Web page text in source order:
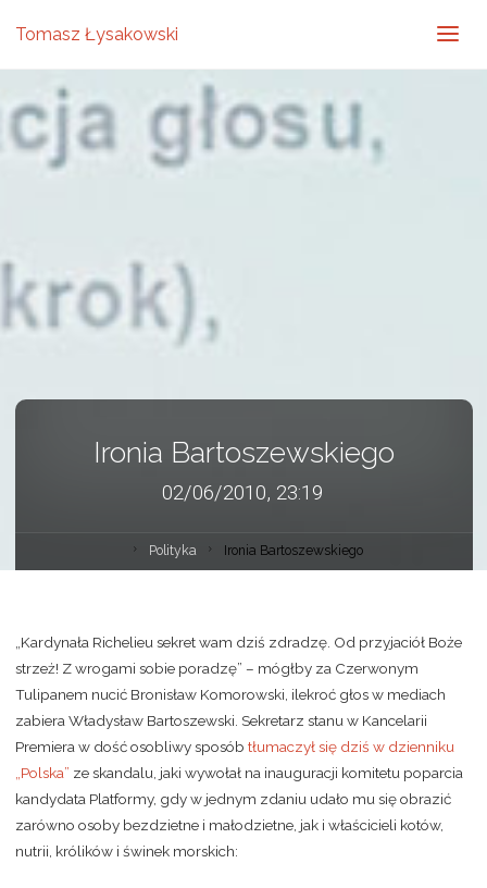
Tomasz Łysakowski
Ironia Bartoszewskiego
02/06/2010, 23:19
Polityka Ironia Bartoszewskiego
„Kardynała Richelieu sekret wam dziś zdradzę. Od przyjaciół Boże
strzeż! Z wrogami sobie poradzę” – mógłby za Czerwonym
Tulipanem nucić Bronisław Komorowski, ilekroć głos w mediach
zabiera Władysław Bartoszewski. Sekretarz stanu w Kancelarii
Premiera w dość osobliwy sposób tłumaczył się dziś w dzienniku
„Polska” ze skandalu, jaki wywołał na inauguracji komitetu poparcia
kandydata Platformy, gdy w jednym zdaniu udało mu się obrazić
zarówno osoby bezdzietne i małodzietne, jak i właścicieli kotów,
nutrii, królików i świnek morskich: